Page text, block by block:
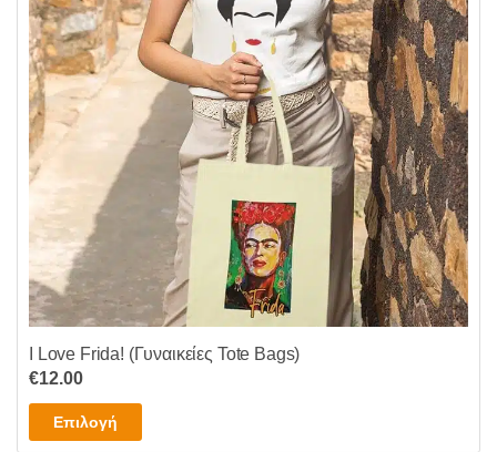
επιλεγούν
στη
σελίδα
του
προϊόντος
I Love Frida! (Γυναικείες Tote Bags)
€12.00
Επιλογή
το